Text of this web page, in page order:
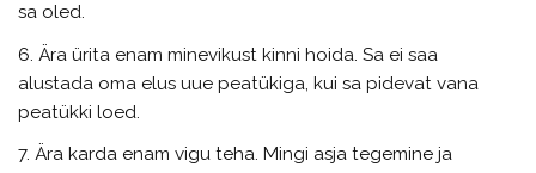
sa oled.
6. Ära ürita enam minevikust kinni hoida. Sa ei saa
alustada oma elus uue peatükiga, kui sa pidevat vana
peatükki loed.
7. Ära karda enam vigu teha. Mingi asja tegemine ja